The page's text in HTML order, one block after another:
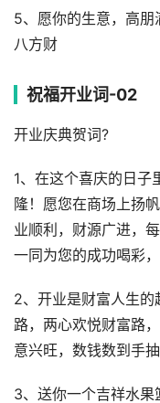
5、愿你的生意，高
八方财
祝福开业词-02
开业庆典贺词?
1、在这个喜庆的日子
隆！愿您在商场上扬
业顺利，财源广进，
一同为您的成功喝彩
2、开业是财富人生
路，两心欢悦财富路
意兴旺，数钱数到手抽
3、送你一个吉祥水